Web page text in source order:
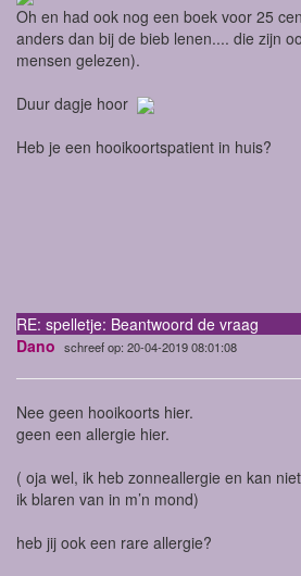
Oh en had ook nog een boek voor 25
anders dan bij de bieb lenen.... die zijn
mensen gelezen).
Duur dagje hoor
Heb je een hooikoortspatient in huis?
RE: spelletje: Beantwoord de vraag
Dano schreef op: 20-04-2019 08:01:08
Nee geen hooikoorts hier.
geen een allergie hier.
( oja wel, ik heb zonneallergie en kan
ik blaren van in m’n mond)
heb jij ook een rare allergie?